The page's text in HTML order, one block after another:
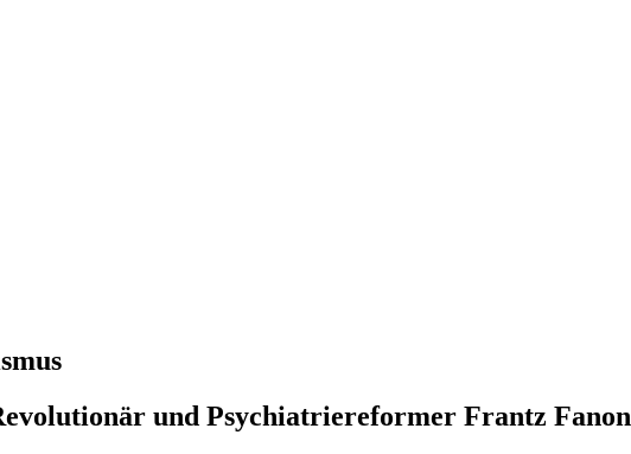
und Psychiatriereformer Frantz Fanon